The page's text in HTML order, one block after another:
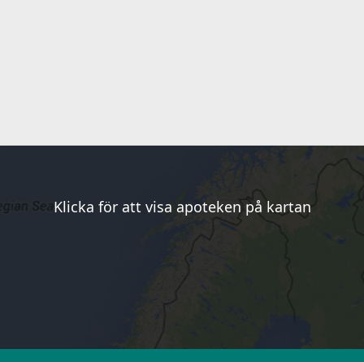
Klicka för att visa apoteken på kartan